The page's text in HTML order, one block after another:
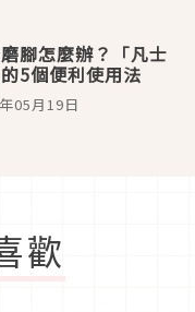
腳怎麼辦？「凡士
5個便利使用法
05月19日
歡